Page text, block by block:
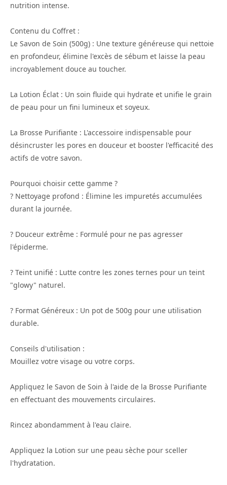
nutrition intense.
Contenu du Coffret :
Le Savon de Soin (500g) : Une texture généreuse qui nettoie
en profondeur, élimine l'excès de sébum et laisse la peau
incroyablement douce au toucher.
La Lotion Éclat : Un soin fluide qui hydrate et unifie le grain
de peau pour un fini lumineux et soyeux.
La Brosse Purifiante : L'accessoire indispensable pour
désincruster les pores en douceur et booster l'efficacité des
actifs de votre savon.
Pourquoi choisir cette gamme ?
? Nettoyage profond : Élimine les impuretés accumulées
durant la journée.
? Douceur extrême : Formulé pour ne pas agresser
l'épiderme.
? Teint unifié : Lutte contre les zones ternes pour un teint
"glowy" naturel.
? Format Généreux : Un pot de 500g pour une utilisation
durable.
Conseils d'utilisation :
Mouillez votre visage ou votre corps.
Appliquez le Savon de Soin à l'aide de la Brosse Purifiante
en effectuant des mouvements circulaires.
Rincez abondamment à l'eau claire.
Appliquez la Lotion sur une peau sèche pour sceller
l'hydratation.